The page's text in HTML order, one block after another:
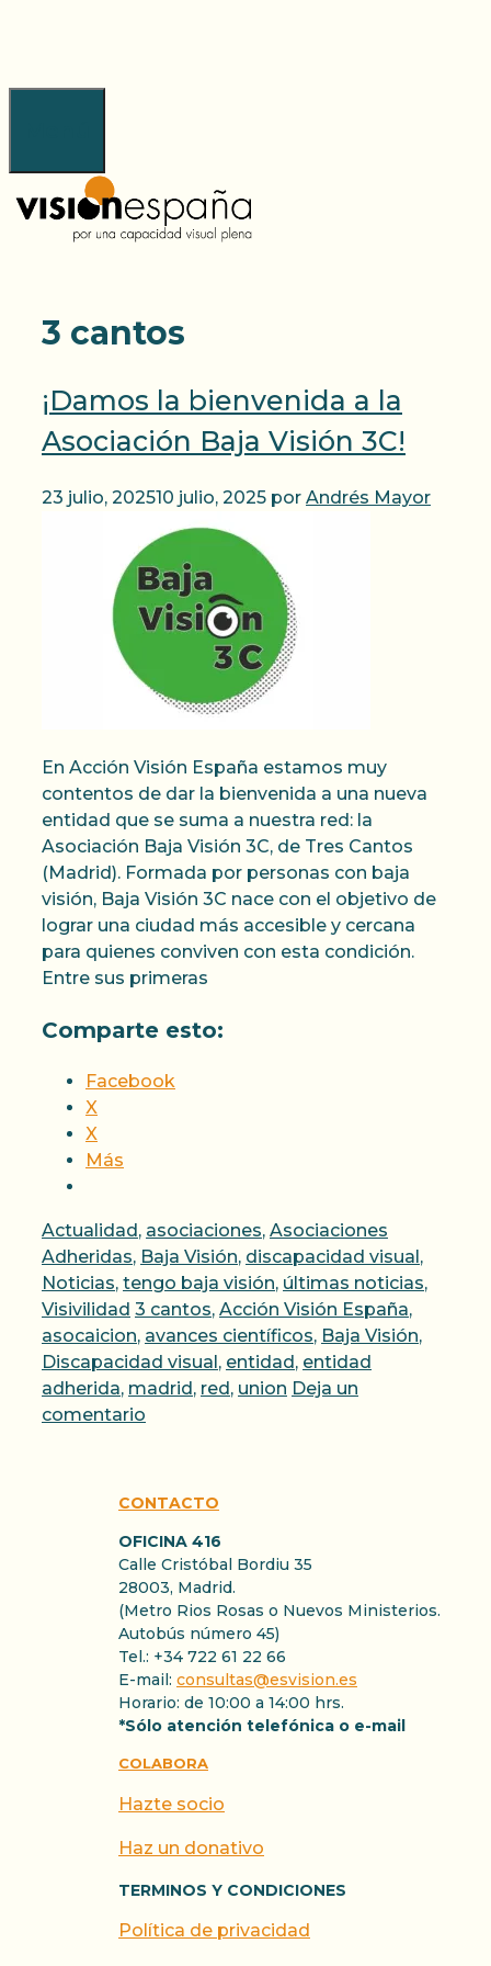
3 cantos
¡Damos la bienvenida a la
Asociación Baja Visión 3C!
23 julio, 202510 julio, 2025 por Andrés Mayor
En Acción Visión España estamos muy
contentos de dar la bienvenida a una nueva
entidad que se suma a nuestra red: la
Asociación Baja Visión 3C, de Tres Cantos
(Madrid). Formada por personas con baja
visión, Baja Visión 3C nace con el objetivo de
lograr una ciudad más accesible y cercana
para quienes conviven con esta condición.
Entre sus primeras
Comparte esto:
Facebook
X
X
Más
Categorías
Actualidad, asociaciones, Asociaciones
Adheridas, Baja Visión, discapacidad visual,
Noticias, tengo baja visión, últimas noticias,
Visivilidad Etiquetas
3 cantos, Acción Visión España,
asocaicion, avances científicos, Baja Visión,
Discapacidad visual, entidad, entidad
adherida, madrid, red, union Deja un
comentario
CONTACTO
OFICINA 416
Calle Cristóbal Bordiu 35
28003, Madrid.
(Metro Rios Rosas o Nuevos Ministerios.
Autobús número 45)
Tel.: +34 722 61 22 66
E-mail: consultas@esvision.es
Horario: de 10:00 a 14:00 hrs.
*Sólo atención telefónica o e-mail
COLABORA
Hazte socio
Haz un donativo
TERMINOS Y CONDICIONES
Política de privacidad